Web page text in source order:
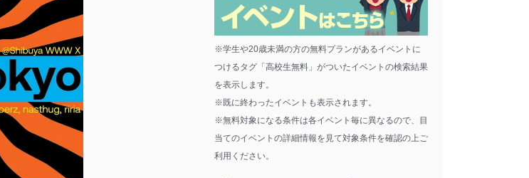
※学生や20歳未満の方の無料プランがあるイベントに
つけるタグ「高校生無料」がついたイベントの検索結果
を表示します。
※既に終わったイベントも表示されます。
※無料対象になる条件は各イベント毎に異なるので、目
当てのイベントの詳細情報を見て対象条件を確認の上ご
利用ください。